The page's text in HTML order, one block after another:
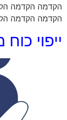
הקדמה הקדמה
הקדמה הקדמה
ייפוי